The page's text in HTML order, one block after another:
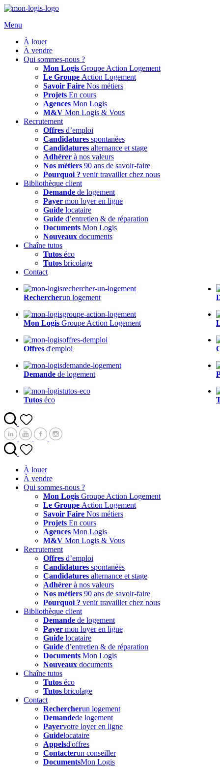
Menu
À louer
À vendre
Qui sommes-nous ?
Mon Logis Groupe Action Logement
Le Groupe Action Logement
Savoir Faire Nos métiers
Projets En cours
Agences Mon Logis
M&V Mon Logis & Vous
Recrutement
Offres d’emploi
Candidatures spontanées
Candidatures alternance et stage
Adhérer à nos valeurs
Nos métiers 90 ans de savoir-faire
Pourquoi ? venir travailler chez nous
Bibliothèque client
Demande de logement
Payer mon loyer en ligne
Guide locataire
Guide d’entretien & de réparation
Documents Mon Logis
Nouveaux documents
Chaîne tutos
Tutos éco
Tutos bricolage
Contact
Rechercherun logement
Mon Logis Groupe Action Logement
Offres d'emploi
Demande de logement
Tutos éco
À louer
À vendre
Qui sommes-nous ?
Mon Logis Groupe Action Logement
Le Groupe Action Logement
Savoir Faire Nos métiers
Projets En cours
Agences Mon Logis
M&V Mon Logis & Vous
Recrutement
Offres d’emploi
Candidatures spontanées
Candidatures alternance et stage
Adhérer à nos valeurs
Nos métiers 90 ans de savoir-faire
Pourquoi ? venir travailler chez nous
Bibliothèque client
Demande de logement
Payer mon loyer en ligne
Guide locataire
Guide d’entretien & de réparation
Documents Mon Logis
Nouveaux documents
Chaîne tutos
Tutos éco
Tutos bricolage
Contact
Rechercherun logement
Demandede logement
Payervotre loyer en ligne
Guidelocataire
Appelsd'offres
Contacterun conseiller
DocumentsMon Logis